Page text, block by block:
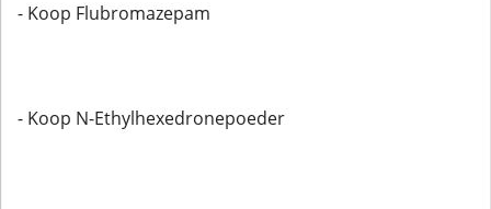
- Koop Flubromazepam
- Koop N-Ethylhexedronepoeder